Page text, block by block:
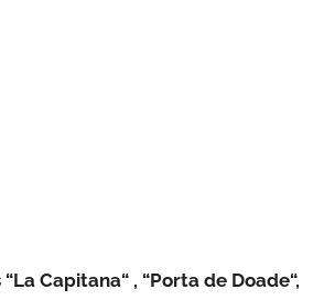
Capitana“ , “Porta de Doade“,